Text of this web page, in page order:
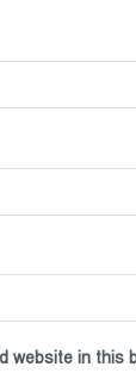
website in this